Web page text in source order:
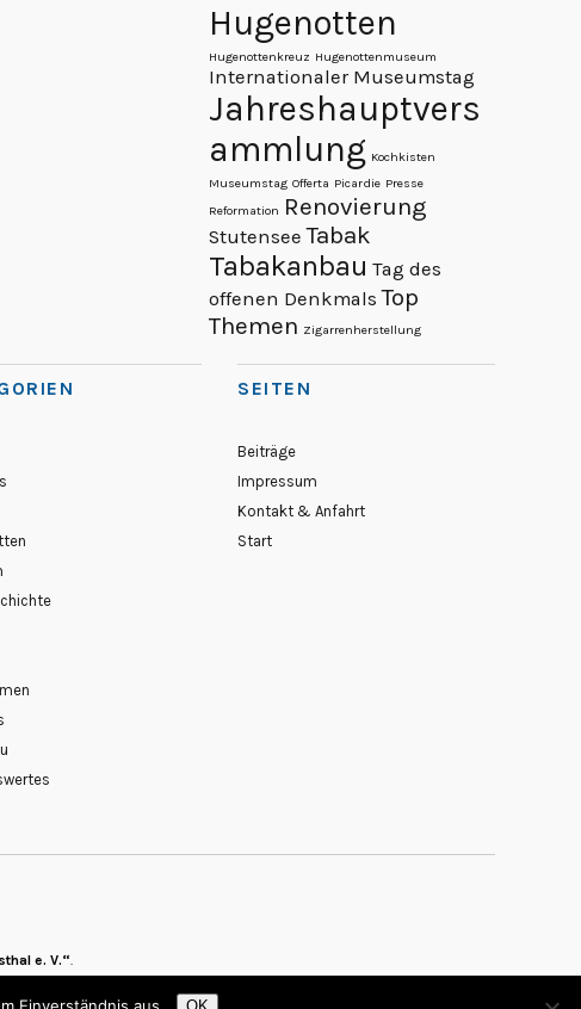
Hugenotten
Hugenottenkreuz Hugenottenmuseum
Internationaler Museumstag
Jahreshauptvers
ammlung Kochkisten
Museumstag Offerta Picardie Presse
Reformation Renovierung
Stutensee Tabak
Tabakanbau Tag des
offenen Denkmals Top
Themen Zigarrenherstellung
SEITEN
Beiträge
Impressum
Kontakt & Anfahrt
Start
e. V.“